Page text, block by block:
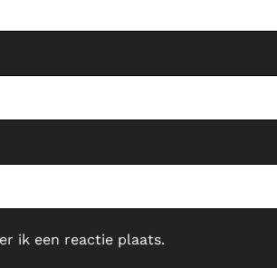
ik een reactie plaats.